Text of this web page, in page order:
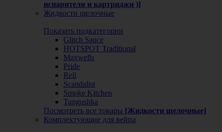
испарители и картриджи )]
Жидкости щелочные
Показать подкатегории
Glitch Sauce
HOTSPOT Traditional
Maxwells
Pride
Rell
Scandalist
Smoke Kitchen
Tungushka
Посмотреть все товары [Жидкости щелочные]
Комплектующие для вейпа